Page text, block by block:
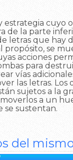
estrategia cuyo
de la parte
letras que hay
propósito, se
acciones
para
vías
las letras. Los
sujetos a la
a un
se sustentan.
del